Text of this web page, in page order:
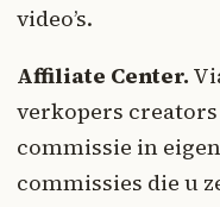
video’s.
Affiliate Center.
verkopers
commissie in
commissies die u